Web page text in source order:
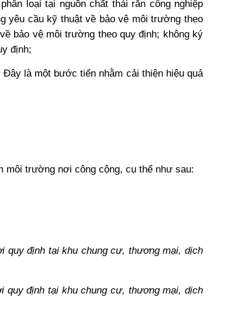
loại tại nguồn chất thải rắn công nghiệp
yêu cầu kỹ thuật về bảo vệ môi trường theo
bảo vệ môi trường theo quy định; không ký
định;
là một bước tiến nhằm cải thiện hiệu quả
môi trường nơi công cộng, cụ thể như sau:
quy định tại khu chung cư, thương mại, dịch
quy định tại khu chung cư, thương mại, dịch